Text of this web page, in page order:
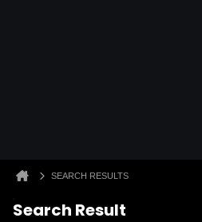
SEARCH RESULTS
Search Result